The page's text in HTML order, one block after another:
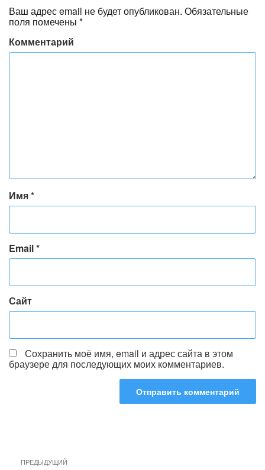
Ваш адрес email не будет опубликован. Обязательные
поля помечены *
Комментарий
Имя*
Email*
Сайт
Сохранить моё имя, email и адрес сайта в этом
браузере для последующих моих комментариев.
Навигация
Предыдущая
ПРЕДЫДУЩИЙ